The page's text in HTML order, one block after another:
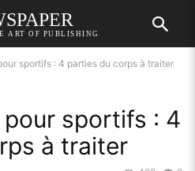
ART OF PUBLISHING
sportifs : 4 parties du corps à traiter
sportifs : 4
à traiter